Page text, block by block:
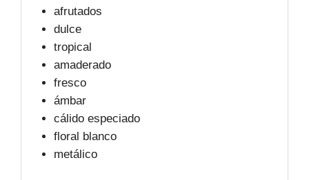
afrutados
dulce
tropical
amaderado
fresco
ámbar
cálido especiado
floral blanco
metálico